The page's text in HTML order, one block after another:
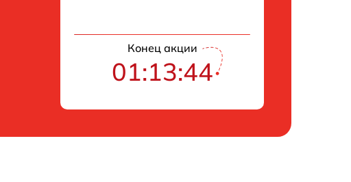
Конец акции
01:13:43